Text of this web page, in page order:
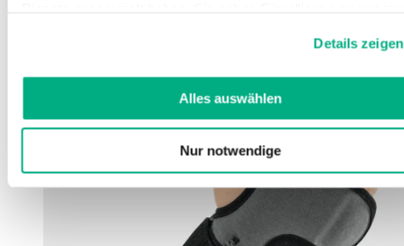
unsererDatenschutzerklärungundImpressum.
Details zeigen
Alles auswählen
Nur notwendige